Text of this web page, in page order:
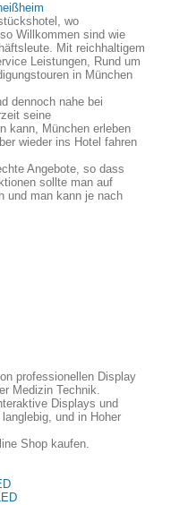
wo
Willkommen sind wie
Mit reichhaltigem
Leistungen, Rund um
in München
dennoch nahe bei
seine
kann, München erleben
wieder ins Hotel fahren
Angebote, so dass
sollte man auf
und man kann je nach
professionellen Display
Medizin Technik.
Displays und
und in Hoher
Shop kaufen.